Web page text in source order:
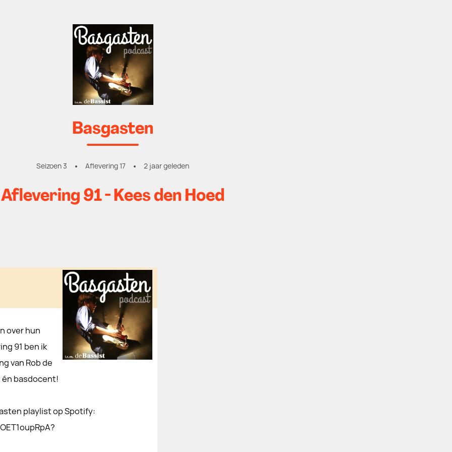
Basgasten
Seizoen 3 Aflevering 17 2 jaar geleden
Aflevering 91 - Kees den Hoed
over hun
91 ben ik
van Rob de
én basdocent!
playlist op Spotify: